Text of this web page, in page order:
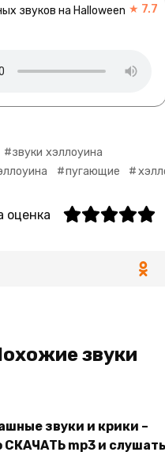
звуков на Halloween ★ 7.7
звуки хэллоуина
пугающие
оценка
звуки
звуки и крики –
СКАЧАТЬ mp3 и слушать